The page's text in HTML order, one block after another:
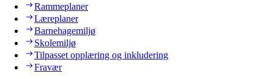
Rammeplaner
Læreplaner
Barnehagemiljø
Skolemiljø
Tilpasset opplæring og inkludering
Fravær